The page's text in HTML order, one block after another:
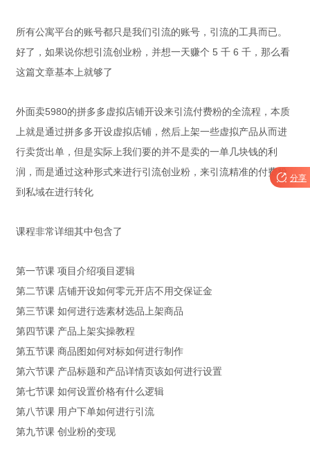
所有公寓平台的账号都只是我们引流的账号，引流的工具而已。
好了，如果说你想引流创业粉，并想一天赚个 5 千 6 千，那么看
这篇文章基本上就够了
外面卖5980的拼多多虚拟店铺开设来引流付费粉的全流程，本质
上就是通过拼多多开设虚拟店铺，然后上架一些虚拟产品从而进
行卖货出单，但是实际上我们要的并不是卖的一单几块钱的利
润，而是通过这种形式来进行引流创业粉，来引流精准的付费粉
到私域在进行转化
课程非常详细其中包含了
第一节课 项目介绍项目逻辑
第二节课 店铺开设如何零元开店不用交保证金
第三节课 如何进行选素材选品上架商品
第四节课 产品上架实操教程
第五节课 商品图如何对标如何进行制作
第六节课 产品标题和产品详情页该如何进行设置
第七节课 如何设置价格有什么逻辑
第八节课 用户下单如何进行引流
第九节课 创业粉的变现
 分享